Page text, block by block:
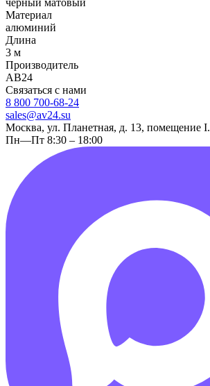
черный матовый
Материал
алюминий
Длина
3 м
Производитель
АВ24
Связаться с нами
8 800 700-68-24
sales@av24.su
Москва, ул. Планетная, д. 13, помещение I.
Пн—Пт 8:30 – 18:00